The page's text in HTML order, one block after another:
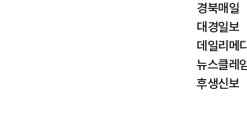
경북매일
대경일보
데일리메디
뉴스클레
후생신보